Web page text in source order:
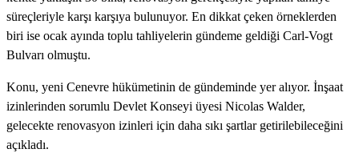
süreçleriyle karşı karşıya bulunuyor. En dikkat çeken örneklerden
biri ise ocak ayında toplu tahliyelerin gündeme geldiği Carl-Vogt
Bulvarı olmuştu.
Konu, yeni Cenevre hükümetinin de gündeminde yer alıyor. İnşaat
izinlerinden sorumlu Devlet Konseyi üyesi Nicolas Walder,
gelecekte renovasyon izinleri için daha sıkı şartlar getirilebileceğini
açıkladı.